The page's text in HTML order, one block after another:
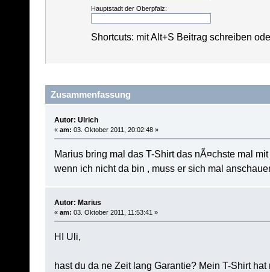
Hauptstadt der Oberpfalz:
Shortcuts: mit Alt+S Beitrag schreiben
Zusammenfassung
Autor: Ulrich
« am: 03. Oktober 2011, 20:02:48 »
Marius bring mal das T-Shirt das nÃ¤chste mal
wenn ich nicht da bin , muss er sich mal
Autor: Marius
« am: 03. Oktober 2011, 11:53:41 »
HI Uli,
hast du da ne Zeit lang Garantie? Mein T-Shirt